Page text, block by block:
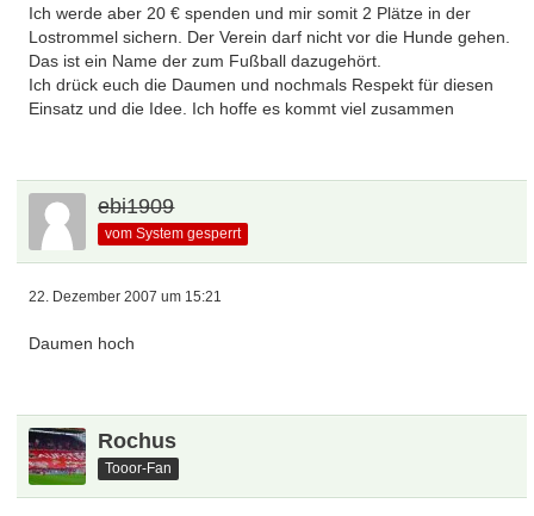
Ich werde aber 20 € spenden und mir somit 2 Plätze in der
Lostrommel sichern. Der Verein darf nicht vor die Hunde gehen.
Das ist ein Name der zum Fußball dazugehört.
Ich drück euch die Daumen und nochmals Respekt für diesen
Einsatz und die Idee. Ich hoffe es kommt viel zusammen
ebi1909
vom System gesperrt
22. Dezember 2007 um 15:21
Daumen hoch
Rochus
Tooor-Fan